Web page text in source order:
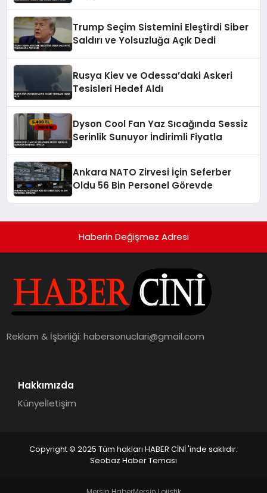
Trump Seçim Sistemini Eleştirdi Siber
Saldırı ve Yolsuzluğa Açık Dedi
Rusya Kiev ve Odessa’daki Askeri
Tesisleri Hedef Aldı
Dyson Cool Fan Yaz Sıcağında Sessiz
Serinlik Sunuyor İndirimli Fiyatla
Ankara NATO Zirvesi İçin Seferber
Oldu 56 Bin Personel Görevde
Haberin Değişmez Adresi
Reklam & İşbirliği:habersonuclari@gmail.com
Hakkımızda
Künyeİletişim
Copyright © 2025 Tüm hakları HABER CİNİ 'inde saklıdır.
Seobaz Haber Teması